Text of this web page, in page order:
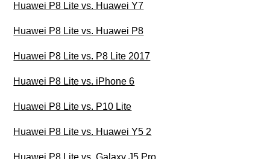
Huawei P8 Lite vs. Huawei Y7
Huawei P8 Lite vs. Huawei P8
Huawei P8 Lite vs. P8 Lite 2017
Huawei P8 Lite vs. iPhone 6
Huawei P8 Lite vs. P10 Lite
Huawei P8 Lite vs. Huawei Y5 2
Huawei P8 Lite vs. Galaxy J5 Pro